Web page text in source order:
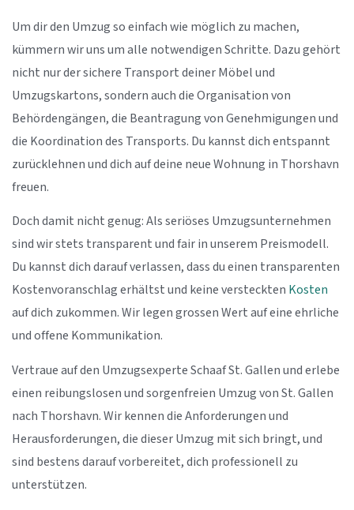
Um dir den Umzug so einfach wie möglich zu machen,
kümmern wir uns um alle notwendigen Schritte. Dazu gehört
nicht nur der sichere Transport deiner Möbel und
Umzugskartons, sondern auch die Organisation von
Behördengängen, die Beantragung von Genehmigungen und
die Koordination des Transports. Du kannst dich entspannt
zurücklehnen und dich auf deine neue Wohnung in Thorshavn
freuen.
Doch damit nicht genug: Als seriöses Umzugsunternehmen
sind wir stets transparent und fair in unserem Preismodell.
Du kannst dich darauf verlassen, dass du einen transparenten
Kostenvoranschlag erhältst und keine versteckten Kosten
auf dich zukommen. Wir legen grossen Wert auf eine ehrliche
und offene Kommunikation.
Vertraue auf den Umzugsexperte Schaaf St. Gallen und erlebe
einen reibungslosen und sorgenfreien Umzug von St. Gallen
nach Thorshavn. Wir kennen die Anforderungen und
Herausforderungen, die dieser Umzug mit sich bringt, und
sind bestens darauf vorbereitet, dich professionell zu
unterstützen.